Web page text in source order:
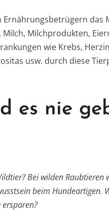
das
Milchprodukten,
wie Krebs,
usw. durch diese
es nie
Bei wilden Raubtieren
beim Hundeartigen.